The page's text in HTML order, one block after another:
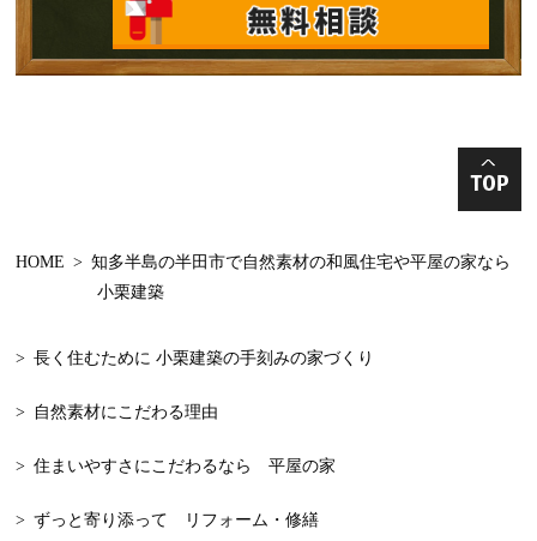
2024年7月
2024年3月
2024年1月
2023年12月
2023年11月
2023年10月
リノベーション
増改築
収納棚
減築
木の家
和モダン
一戸建て
HOME
知多半島の半田市で自然素材の和風住宅や平屋の家なら
小栗建築
長く住むために 小栗建築の手刻みの家づくり
自然素材にこだわる理由
住まいやすさにこだわるなら 平屋の家
ずっと寄り添って リフォーム・修繕